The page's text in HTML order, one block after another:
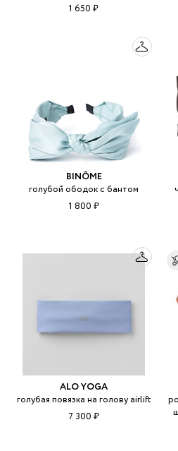
1 650 ₽
BINÔME
голубой ободок с бантом
1 800 ₽
ALO YOGA
голубая повязка на голову airlift
7 300 ₽